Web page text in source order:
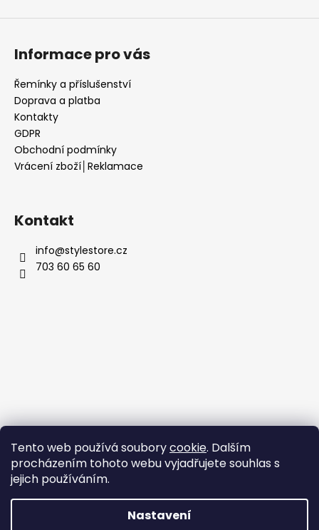
Tento web používá souborycookie. Dalším
procházením tohoto webu vyjadřujete souhlas s
jejich používáním.
Nastavení
Informace pro vás
Řemínky a příslušenství
Doprava a platba
Kontakty
GDPR
Obchodní podmínky
Vrácení zboží│Reklamace
Kontakt
info@stylestore.cz
703 60 65 60